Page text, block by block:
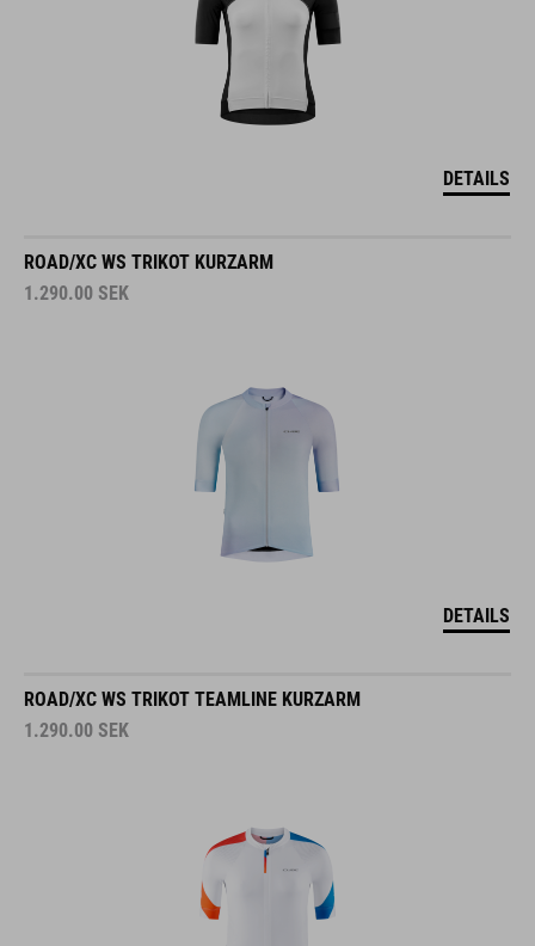
DETAILS
ROAD/XC WS TRIKOT KURZARM
1.290.00 SEK
DETAILS
ROAD/XC WS TRIKOT TEAMLINE KURZARM
1.290.00 SEK